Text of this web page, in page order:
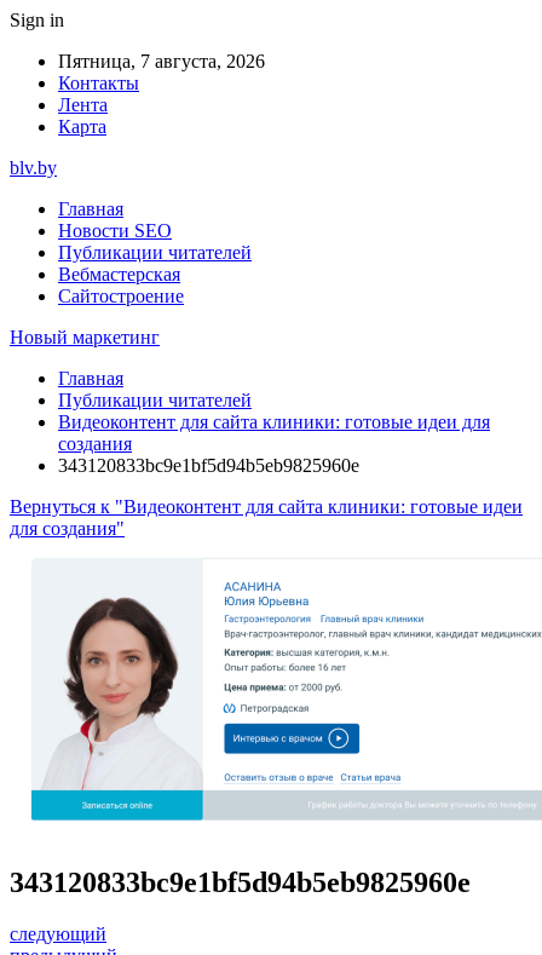
Sign in
Пятница, 7 августа, 2026
Контакты
Лента
Карта
blv.by
Главная
Новости SEO
Публикации читателей
Вебмастерская
Сайтостроение
Новый маркетинг
Главная
Публикации читателей
Видеоконтент для сайта клиники: готовые идеи для
создания
343120833bc9e1bf5d94b5eb9825960e
Вернуться к "Видеоконтент для сайта клиники: готовые идеи
для создания"
343120833bc9e1bf5d94b5eb9825960e
следующий